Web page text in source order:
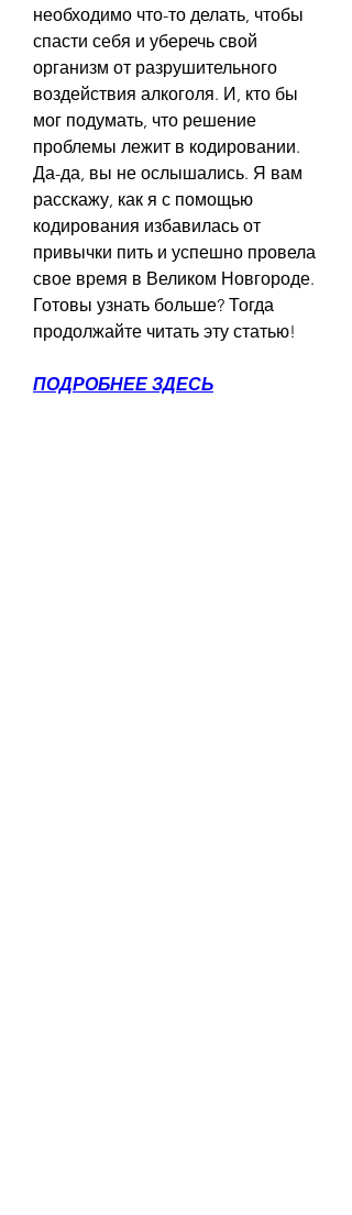
необходимо что-то делать, чтобы
спасти себя и уберечь свой
организм от разрушительного
воздействия алкоголя. И, кто бы
мог подумать, что решение
проблемы лежит в кодировании.
Да-да, вы не ослышались. Я вам
расскажу, как я с помощью
кодирования избавилась от
привычки пить и успешно провела
свое время в Великом Новгороде.
Готовы узнать больше? Тогда
продолжайте читать эту статью!
ПОДРОБНЕЕ ЗДЕСЬ